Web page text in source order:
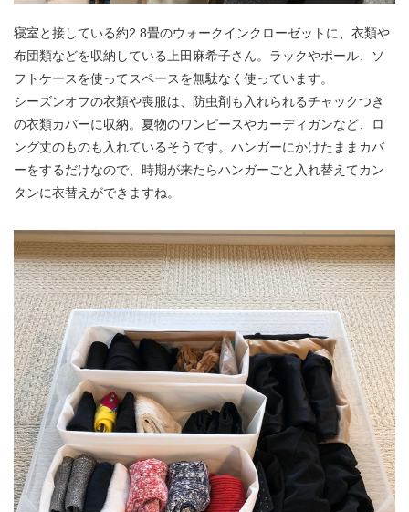
寝室と接している約2.8畳のウォークインクローゼットに、衣類や
布団類などを収納している上田麻希子さん。ラックやポール、ソ
フトケースを使ってスペースを無駄なく使っています。
シーズンオフの衣類や喪服は、防虫剤も入れられるチャックつき
の衣類カバーに収納。夏物のワンピースやカーディガンなど、ロ
ング丈のものも入れているそうです。ハンガーにかけたままカバ
ーをするだけなので、時期が来たらハンガーごと入れ替えてカン
タンに衣替えができますね。